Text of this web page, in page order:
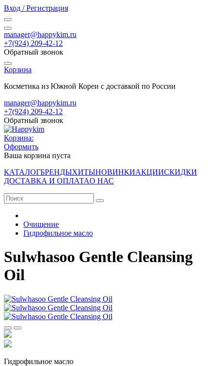
Вход / Регистрация
manager@happykim.ru
+7(924) 209-42-12
Обратный звонок
Корзина
Косметика из Южной Кореи с доставкой по России
manager@happykim.ru
+7(924) 209-42-12
Обратный звонок
Корзина:
Оформить
Ваша корзина пуста
КАТАЛОГБРЕНДЫХИТЫНОВИНКИАКЦИИСКИДКИ
ДОСТАВКА И ОПЛАТАО НАС
Очищение
Гидрофильное масло
Sulwhasoo Gentle Cleansing
Oil
Гидрофильное масло